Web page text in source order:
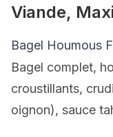
Viande,
Bagel Houmous
Bagel complet,
croustillants,
oignon), sauce